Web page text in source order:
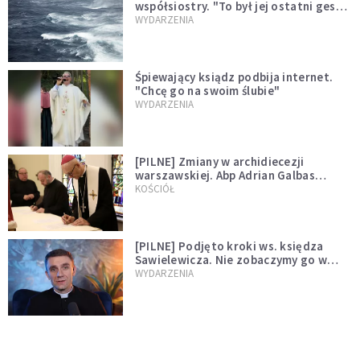
współsiostry. "To był jej ostatni gest
miłości"
WYDARZENIA
Śpiewający ksiądz podbija internet.
"Chcę go na swoim ślubie"
WYDARZENIA
[PILNE] Zmiany w archidiecezji
warszawskiej. Abp Adrian Galbas
wręczył dekrety nowym proboszczom
KOŚCIÓŁ
[PILNE] Podjęto kroki ws. księdza
Sawielewicza. Nie zobaczymy go w
mediach
WYDARZENIA